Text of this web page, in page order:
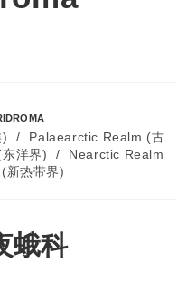
/
Palaearctic Realm (古
洋界) /
Nearctic Realm
新热带界)
蛾科